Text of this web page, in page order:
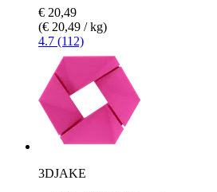
€ 20,49
(€ 20,49 / kg)
4.7 (112)
3DJAKE